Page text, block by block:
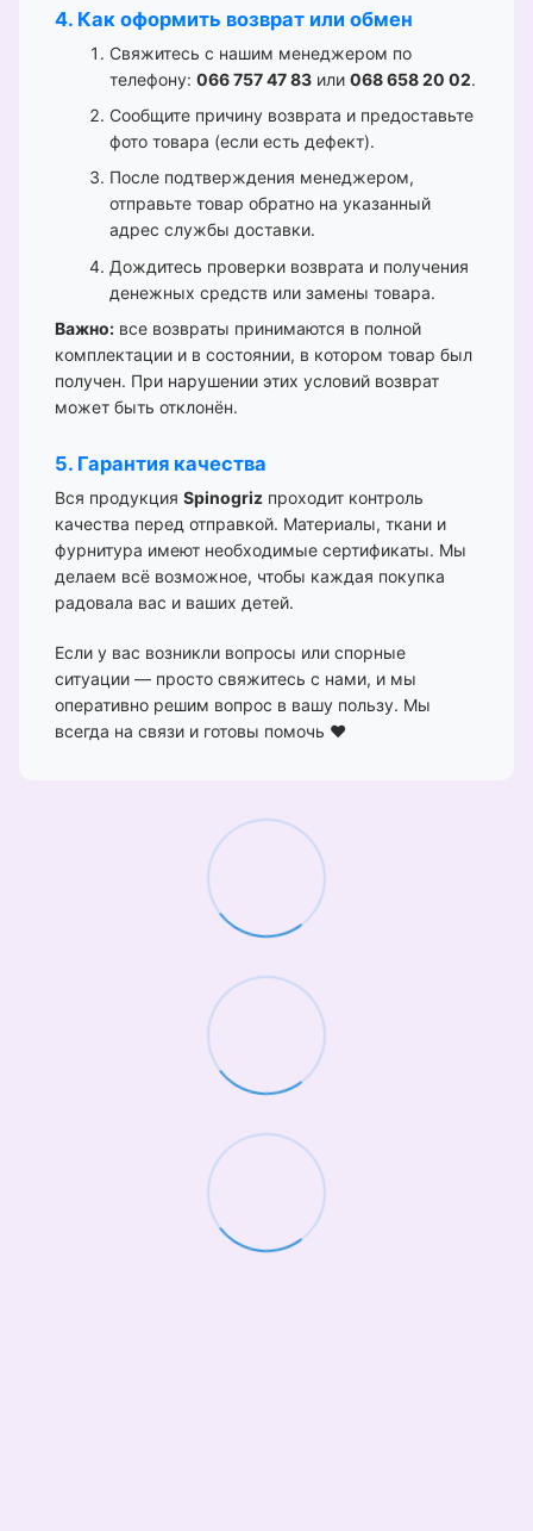
4. Как оформить возврат или обмен
Свяжитесь с нашим менеджером по
телефону: 066 757 47 83 или 068 658 20 02.
Сообщите причину возврата и предоставьте
фото товара (если есть дефект).
После подтверждения менеджером,
отправьте товар обратно на указанный
адрес службы доставки.
Дождитесь проверки возврата и получения
денежных средств или замены товара.
Важно: все возвраты принимаются в полной
комплектации и в состоянии, в котором товар был
получен. При нарушении этих условий возврат
может быть отклонён.
5. Гарантия качества
Вся продукция Spinogriz проходит контроль
качества перед отправкой. Материалы, ткани и
фурнитура имеют необходимые сертификаты. Мы
делаем всё возможное, чтобы каждая покупка
радовала вас и ваших детей.
Если у вас возникли вопросы или спорные
ситуации — просто свяжитесь с нами, и мы
оперативно решим вопрос в вашу пользу. Мы
всегда на связи и готовы помочь ❤️